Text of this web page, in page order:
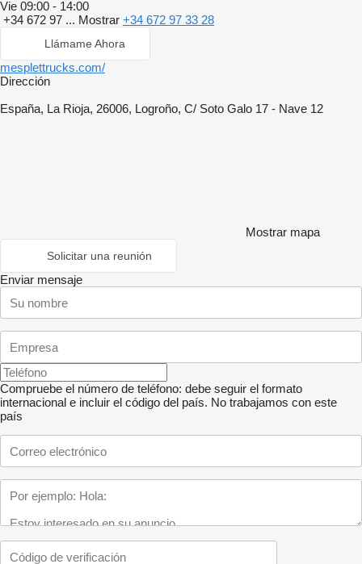
Vie 09:00 - 14:00
+34 672 97 ... Mostrar +34 672 97 33 28
Llámame Ahora
mesplettrucks.com/
Dirección
España, La Rioja, 26006, Logroño, C/ Soto Galo 17 - Nave 12
Mostrar mapa
Solicitar una reunión
Enviar mensaje
Compruebe el número de teléfono: debe seguir el formato
internacional e incluir el código del país. No trabajamos con este
país